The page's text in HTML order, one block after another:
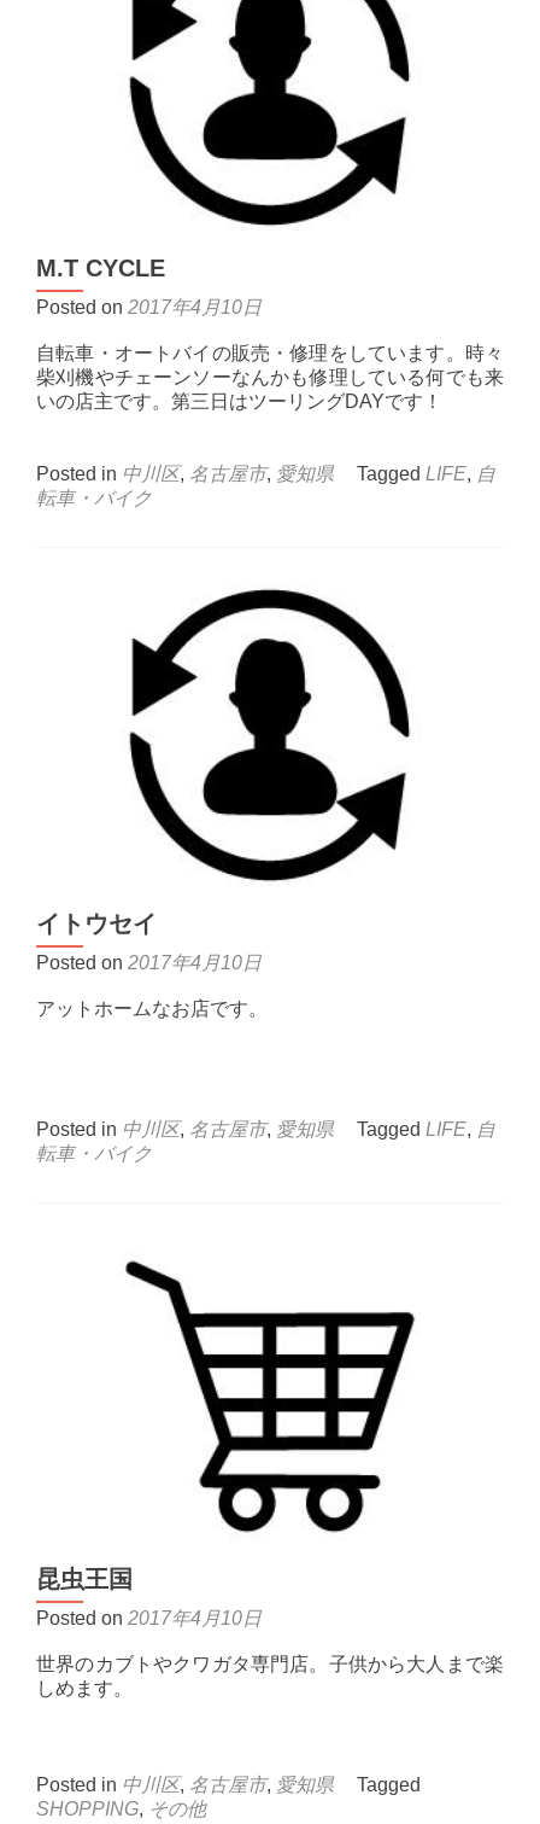
M.T CYCLE
Posted on 2017年4月10日
自転車・オートバイの販売・修理をしています。時々
柴刈機やチェーンソーなんかも修理している何でも来
いの店主です。第三日はツーリングDAYです！
Posted in 中川区, 名古屋市, 愛知県 Tagged LIFE, 自
転車・バイク
イトウセイ
Posted on 2017年4月10日
アットホームなお店です。
Posted in 中川区, 名古屋市, 愛知県 Tagged LIFE, 自
転車・バイク
昆虫王国
Posted on 2017年4月10日
世界のカブトやクワガタ専門店。子供から大人まで楽
しめます。
Posted in 中川区, 名古屋市, 愛知県
Tagged
SHOPPING, その他